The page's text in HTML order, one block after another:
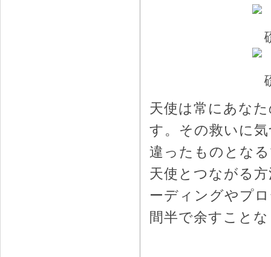
天使は常にあな
す。その救いに
違ったものとな
天使とつながる
ーディングやプ
間半で余すこと